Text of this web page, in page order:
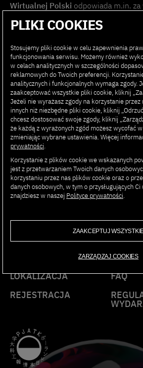
Wirtualnej Polski odpowiada m.in. za
generatywną sztuczną inteligencję.
dziennikarz serwisów Wiadomości,
Zajmował się biznesowymi
Wprost.pl. Jako socjolog prowadził
komunikacją dotyczącą programu
COVID-19 w ramach projektu
finansowanego z NAWA.
AI SUMMIT
PJAIT
PROGRAM
LOKALIZACJA
REJESTRACJA
FAQ
PLIKI COOKIES
Stosujemy pliki cookie w celu zapewnienia
funkcjonowania serwisu. Możemy również
w celach analitycznych w szczególności
reklamowych do Twoich preferencji.
analitycznych i funkcjonalnych wymaga zgody.
zaakceptować wszystkie pliki cookie, kliknij
Jeżeli nie wyrażasz zgody na korzystanie
innych niż niezbędne pliki cookie, kliknij
chcesz dostosować swoje zgody, kliknij
że każdą z wyrażonych zgód możesz wycofać
zmieniając wybrane ustawienia. Więcej
prywatności.
Korzystanie z plików cookie we wskazanych
jest z przetwarzaniem Twoich danych
korzystaniu przez nas plików cookie oraz o
danych osobowych, w tym o przysługujących
znajdziesz w naszej Polityce prywatności.
ZAAKCEPTUJ
ZARZĄDZAJ COOKIES